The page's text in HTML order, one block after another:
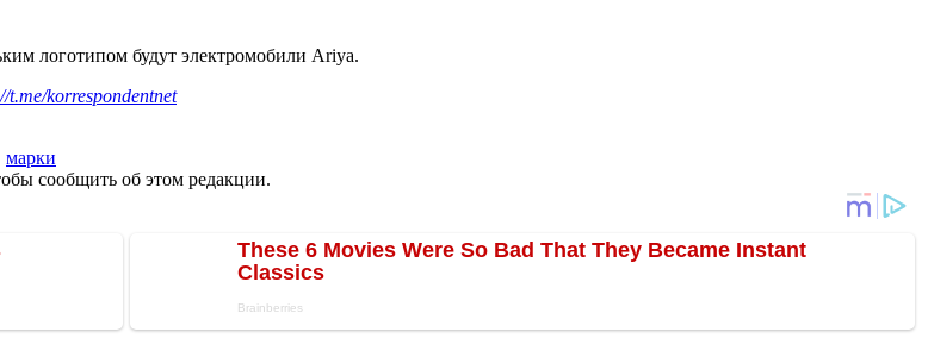
логотипом будут электромобили Ariya.
t.me/korrespondentnet
марки
сообщить об этом редакции.